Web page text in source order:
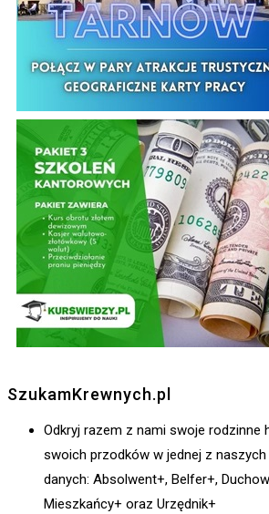
SzukamKrewnych.pl
Odkryj razem z nami swoje rodzinne
swoich przodków w jednej z
danych: Absolwent+, Belfer+,
Mieszkańcy+ oraz Urzędnik+